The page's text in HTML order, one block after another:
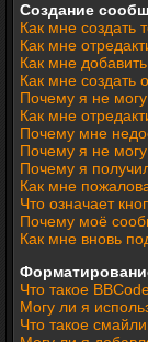
Создание
Как мне создать
Как мне
Как мне
Как мне создать
Почему я не
Как мне
Почему мне
Почему я не
Почему я
Как мне
Что означает
Почему моё
Как мне вновь
Что такое
Могу ли я
Что такое